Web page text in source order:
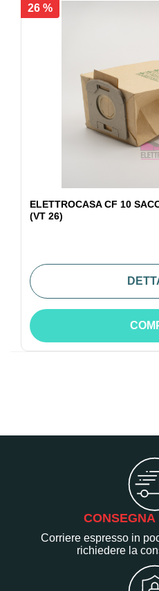
26 %
ELETTROCASA CF 10
(VT 26)
CONSEGNA
Corriere espresso in
richiedere la